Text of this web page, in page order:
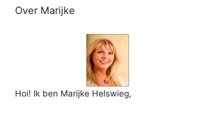
Over Marijke
Hoi! Ik ben Marijke Helswieg,